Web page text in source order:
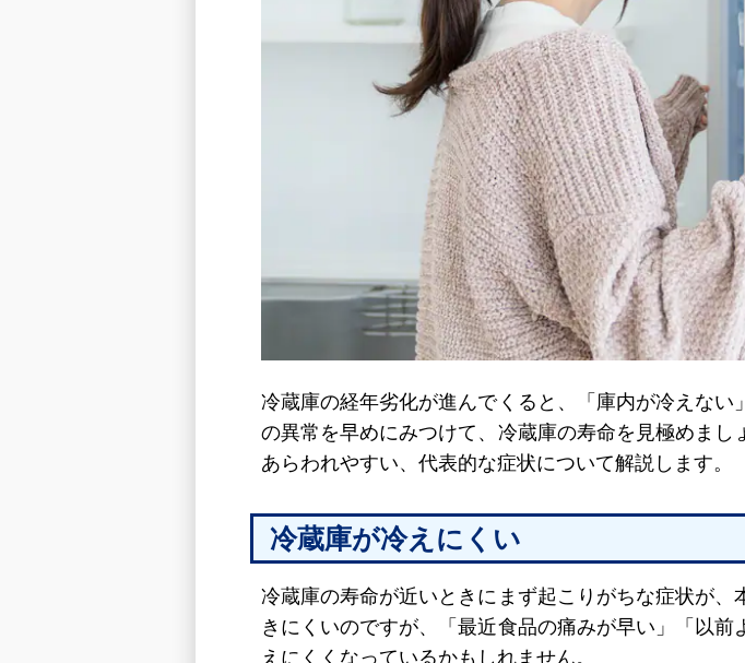
冷蔵庫の経年劣化が進んでくると、「庫内が冷えな
の異常を早めにみつけて、冷蔵庫の寿命を見極めま
あらわれやすい、代表的な症状について解説します。
冷蔵庫が冷えにくい
冷蔵庫の寿命が近いときにまず起こりがちな症状が
きにくいのですが、「最近食品の痛みが早い」「以
えにくくなっているかもしれません。